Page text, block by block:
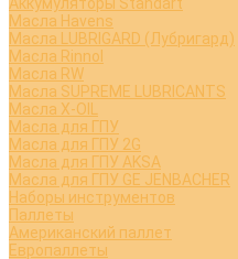
Масла Havens
Масла LUBRIGARD (Лубригард)
Масла Rinnol
Масла RW
Масла SUPREME LUBRICANTS
Масла X-OIL
Масла для ГПУ
Масла для ГПУ 2G
Масла для ГПУ AKSA
Масла для ГПУ GE JENBACHER
Наборы инструментов
Паллеты
Американский паллет
Европаллеты